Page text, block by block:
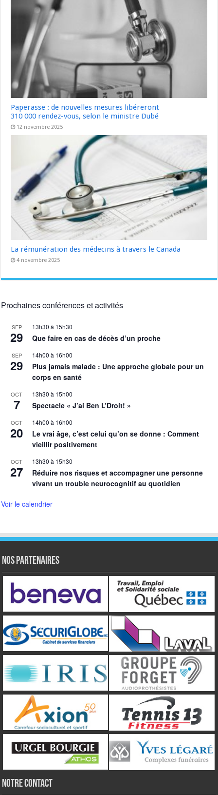
Paperasse : de nouvelles mesures libéreront
310 000 rendez-vous, selon le ministre Dubé
12 novembre 2025
La rémunération des médecins à travers le Canada
4 novembre 2025
Prochaines conférences et activités
SEP
29
13h30 à 15h30
Que faire en cas de décès d’un proche
SEP
29
14h00 à 16h00
Plus jamais malade : Une approche globale pour un
corps en santé
OCT
7
13h30 à 15h00
Spectacle « J’ai Ben L’Droit! »
OCT
20
14h00 à 16h00
Le vrai âge, c’est celui qu’on se donne : Comment
vieillir positivement
OCT
27
13h30 à 15h30
Réduire nos risques et accompagner une personne
vivant un trouble neurocognitif au quotidien
Voir le calendrier
NOS PARTENAIRES
NOTRE CONTACT